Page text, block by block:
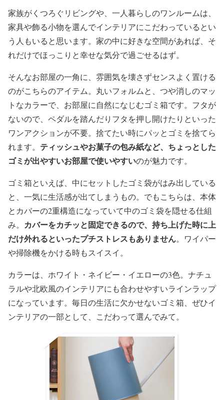
家族がくつろぐリビングや、一人暮らしのワンルームは、
家具や飾る小物を選んでインテリアにこだわっているとい
う人もいると思います。家の中に好きな空間があれば、そ
れだけでほっこりと幸せな気分で過ごせるはず。
そんなお部屋の一角に、雰囲気を壊さずセンスよく置ける
のがこちらのアイテム。丸いフォルムと、つや消しのマッ
トなカラーで、お部屋に自然になじむゴミ箱です。フタが
ないので、ペダルを踏んだりフタを押し開けたりといった
ワンアクションが不要。捨てたい時にパッとゴミを捨てら
れます。 ティッシュやお菓子の包み紙など、ちょっとした
ゴミが出やすいお部屋で使いやすいのが魅力です。
ゴミ箱といえば、中にセットしたゴミ袋がはみ出している
と、一気に生活感が出てしまうもの。でもこちらは、本体
とカバーの2重構造になっていて中のゴミ袋を隠せる仕組
み。 カバーをカチッと固定できるので、持ち上げた時に上
だけ外れるといったプチストレスもありません。ワイパー
や掃除機をかける時もスイスイ。
カラーは、ホワイト・ネイビー・イエローの3色。ナチュ
ラルや北欧風のインテリアにも合わせやすいラインラップ
になっています。毎日の生活に欠かせないゴミ箱、ぜひイ
ンテリアの一部として、こだわって選んでみて。